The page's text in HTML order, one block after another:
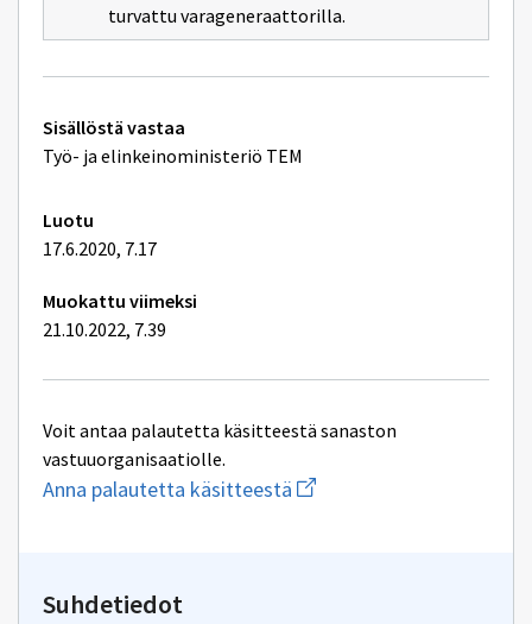
turvattu varageneraattorilla.
Tekniset
lisätiedot
Sisällöstä vastaa
Työ- ja elinkeinoministeriö TEM
Luotu
17.6.2020, 7.17
Muokattu viimeksi
21.10.2022, 7.39
Voit antaa palautetta käsitteestä sanaston
vastuuorganisaatiolle.
Anna palautetta käsitteestä Aloita
uuden
Suhdetiedot